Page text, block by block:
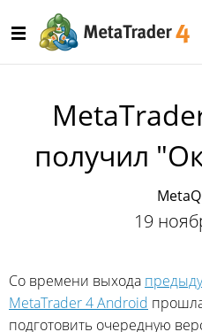
получил
19
Со времени выхода
MetaTrader 4 Android
подготовить очередную